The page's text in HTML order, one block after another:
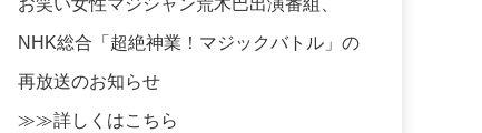
お笑い女性マジシャン荒木巴出演番組、
NHK総合「超絶神業！マジックバトル」の
再放送のお知らせ
≫≫詳しくはこちら